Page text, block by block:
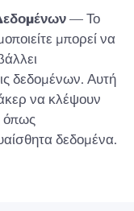
— Το
μπορεί να
δεδομένων. Αυτή
να κλέψουν
όπως
δεδομένα.